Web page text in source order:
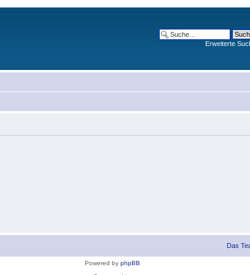
Erweiterte
Das
Powered by phpBB